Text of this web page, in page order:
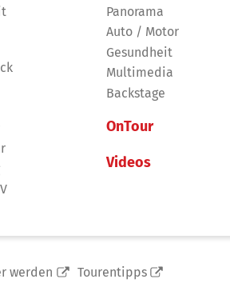
Panorama
Auto / Motor
Gesundheit
Multimedia
Backstage
OnTour
Videos
werden Tourentipps